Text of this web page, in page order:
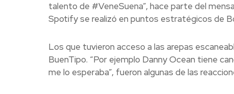
talento de #VeneSuena”, hace parte del
Spotify se realizó en puntos estratégicos de
Los que tuvieron acceso a las arepas
BuenTipo. “Por ejemplo Danny Ocean tiene
me lo esperaba”, fueron algunas de las